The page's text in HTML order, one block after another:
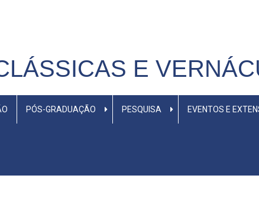
E
PÓS-GRADUAÇÃO PESQUISA EVENTOS E